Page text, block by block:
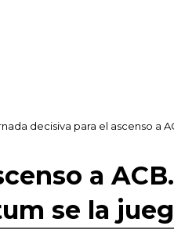
decisiva para el ascenso a
a ACB.
se la